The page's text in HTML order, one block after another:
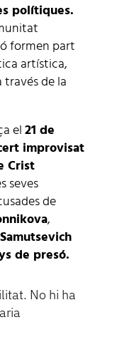
polítiques.
formen part
artística,
de la
el21 de
improvisat
Crist
seves
de
,
de presó.
No hi ha